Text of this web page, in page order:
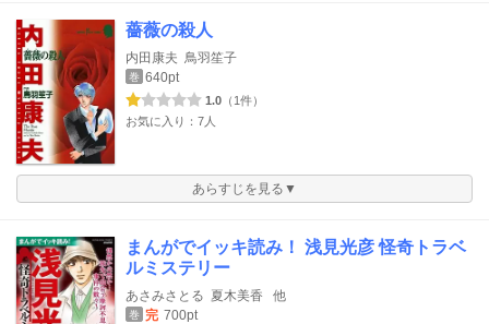
薔薇の殺人
内田康夫 鳥羽笙子
巻 640pt
1.0 （1件）
お気に入り：7人
あらすじを見る▼
まんがでイッキ読み！ 浅見光彦 怪奇トラベ
ルミステリー
あさみさとる 夏木美香 他
巻 完 700pt